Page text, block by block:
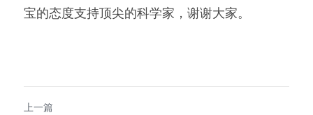
宝的态度支持顶尖的科学家，谢谢大家。
上一篇